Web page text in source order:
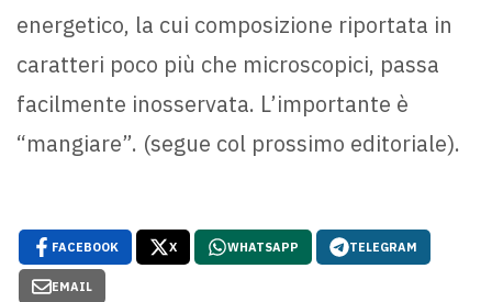
energetico, la cui composizione riportata in
caratteri poco più che microscopici, passa
facilmente inosservata. L’importante è
“mangiare”. (segue col prossimo editoriale).
FACEBOOK X WHATSAPP TELEGRAM
EMAIL